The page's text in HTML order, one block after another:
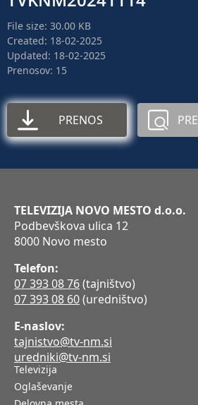
File size: 30.00 KB
Created: 18-02-2025
Updated: 18-02-2025
Prenosov: 15
PRENOS
TELEVIZIJA NOVO MESTO d.o.o.
Podbevškova ulica 12
8000 Novo mesto
Telefon:
07 393 08 76(tajništvo)
07 393 08 60(uredništvo)
E-naslov:
tajnistvo@tv-nm.si
uredniki@tv-nm.si
Televizija
Oglaševanje